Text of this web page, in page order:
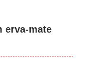
erva-mate